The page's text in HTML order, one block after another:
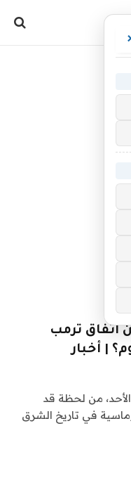
اتفاق ترمب
| أخبار
الأحد، من لحظة قد
في تاريخ الشرق